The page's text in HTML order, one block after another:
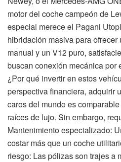
motor del coche campeón de
especial merece el Pagani
hibridación masiva para
manual y un V12 puro,
buscan conexión mecánica por
¿Por qué invertir en estos
perspectiva financiera, adquirir
caros del mundo es
raíces de lujo. Sin embargo,
Mantenimiento especializado:
costar más que un coche
riesgo: Las pólizas son trajes a